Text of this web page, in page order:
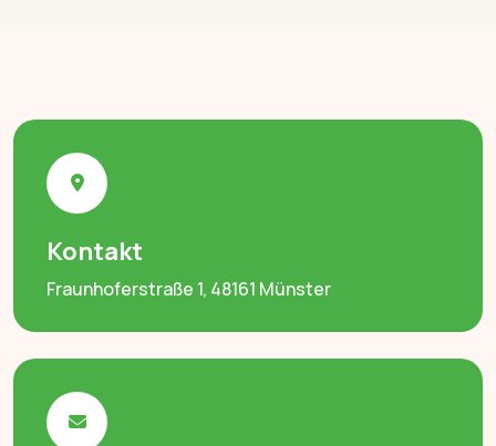
Kontakt
Fraunhoferstraße 1, 48161 Münster